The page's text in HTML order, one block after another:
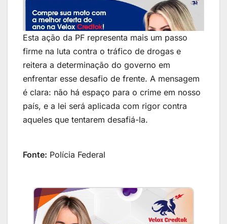
Taxas competitivas e aprovação em minutos
Esta ação da PF representa mais um passo
firme na luta contra o tráfico de drogas e
reitera a determinação do governo em
enfrentar esse desafio de frente. A mensagem
é clara: não há espaço para o crime em nosso
país, e a lei será aplicada com rigor contra
aqueles que tentarem desafiá-la.
Fonte: Polícia Federal